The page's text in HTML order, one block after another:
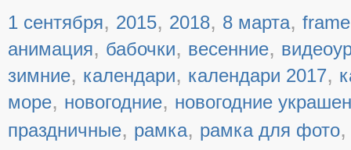
1 сентября, 2015, 2018, 8 марта, frame
анимация, бабочки, весенние,
зимние, календари, календари 2017,
море, новогодние, новогодние
праздничные, рамка, рамка для фото